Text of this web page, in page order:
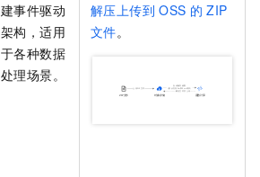
建事件驱动
架构，适用
于各种数据
处理场景。
解压上传到 OSS 的 ZIP
文件。